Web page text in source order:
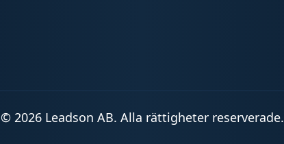
© 2026 Leadson AB. Alla rättigheter reserverade.